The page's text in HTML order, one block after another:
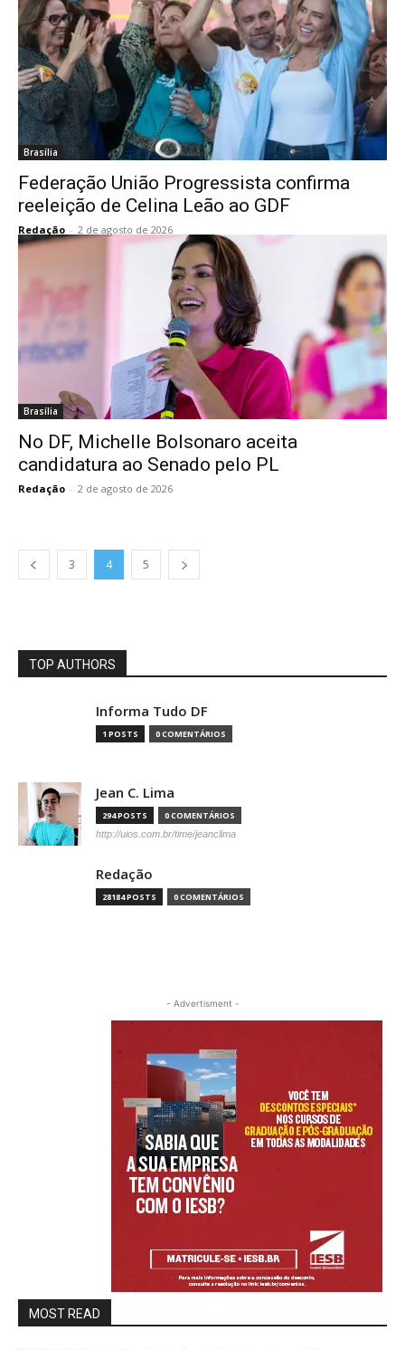
Brasília
Federação União Progressista confirma
reeleição de Celina Leão ao GDF
Redação - 2 de agosto de 2026
Brasília
No DF, Michelle Bolsonaro aceita
candidatura ao Senado pelo PL
Redação - 2 de agosto de 2026
3 4 5
TOP AUTHORS
Informa Tudo DF
1 POSTS 0 COMENTÁRIOS
Jean C. Lima
294 POSTS 0 COMENTÁRIOS
http://uios.com.br/time/jeanclima
Redação
28184 POSTS 0 COMENTÁRIOS
- Advertisment -
MOST READ